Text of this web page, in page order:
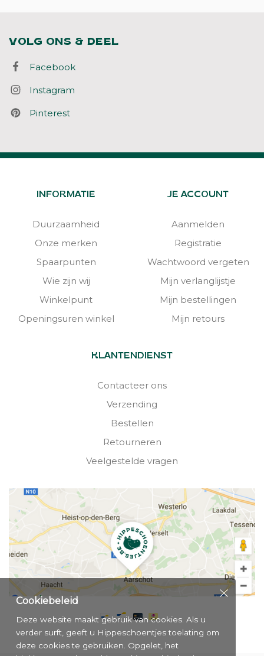
VOLG ONS & DEEL
Facebook
Instagram
Pinterest
INFORMATIE
Duurzaamheid
Onze merken
Spaarpunten
Wie zijn wij
Winkelpunt
Openingsuren winkel
JE ACCOUNT
Aanmelden
Registratie
Wachtwoord vergeten
Mijn verlanglijstje
Mijn bestellingen
Mijn retours
KLANTENDIENST
Contacteer ons
Verzending
Bestellen
Retourneren
Veelgestelde vragen
Cookiebeleid
Deze website maakt gebruik van cookies. Als u
verder surft, geeft u Hippeschoentjes toelating om
deze cookies te gebruiken. Opgelet, het